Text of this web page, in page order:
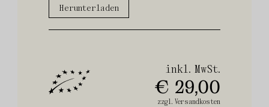
Herunterladen
inkl. MwSt.
€ 29,00
zzgl. Versandkosten